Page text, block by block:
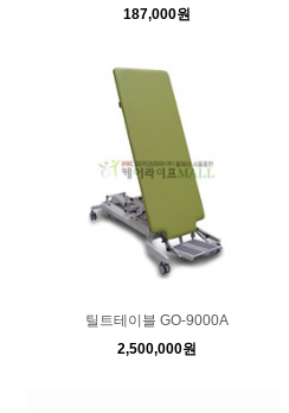
187,000원
틸트테이블 GO-9000A
2,500,000원